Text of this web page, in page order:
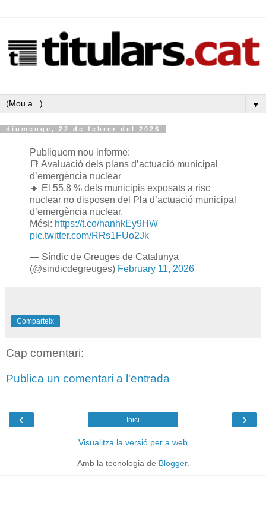
▼
diumenge, 22 de febrer del 2026
Publiquem nou informe:
📑 Avaluació dels plans d’actuació municipal
d’emergència nuclear
🔸 El 55,8 % dels municipis exposats a risc
nuclear no disposen del Pla d’actuació municipal
d’emergència nuclear.
Mésℹ️: https://t.co/hanhkEy9HW
pic.twitter.com/RRs1FUo2Jk
— Síndic de Greuges de Catalunya
(@sindicdegreuges) February 11, 2026
Comparteix
Cap comentari:
Publica un comentari a l'entrada
‹ ›
Inici
Visualitza la versió per a web
Amb la tecnologia de Blogger.